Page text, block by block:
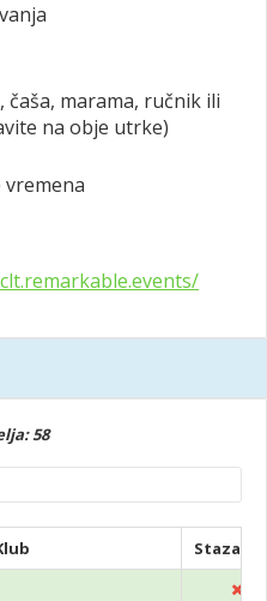
marama, ručnik ili
na obje utrke)
58
Staza